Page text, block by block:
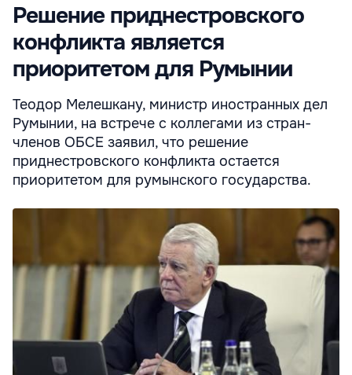
Решение приднестровского
конфликта является
приоритетом для Румынии
Теодор Мелешкану, министр иностранных дел
Румынии, на встрече с коллегами из стран-
членов ОБСЕ заявил, что решение
приднестровского конфликта остается
приоритетом для румынского государства.